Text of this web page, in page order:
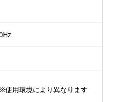
使用環境により異なります